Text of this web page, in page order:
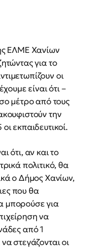
ΕΛΜΕ Χανίων
για το
οι
είναι ότι –
μέτρο από τους
την
εκπαιδευτικοί.
ότι, αν και το
πολιτικό, θα
ο Δήμος Χανίων,
που θα
μπορούσε για
να
από 1
στεγάζονται οι